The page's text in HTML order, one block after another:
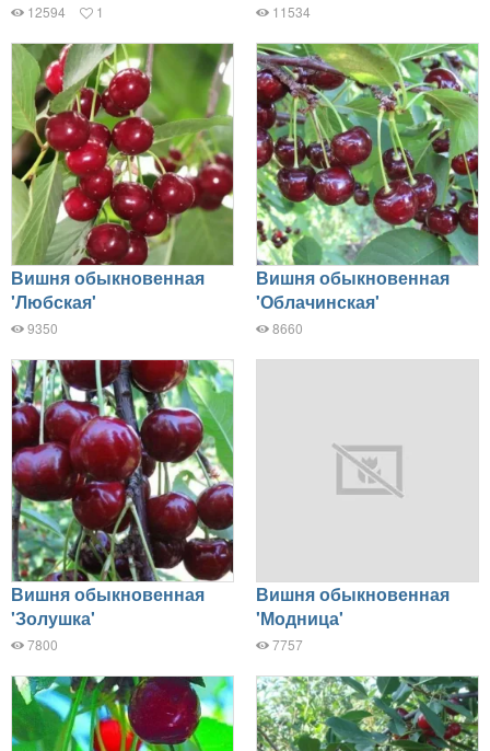
12594 1 11534
Вишня обыкновенная
'Любская'
9350
Вишня обыкновенная
'Облачинская'
8660
Вишня обыкновенная
'Золушка'
7800
Вишня обыкновенная
'Модница'
7757